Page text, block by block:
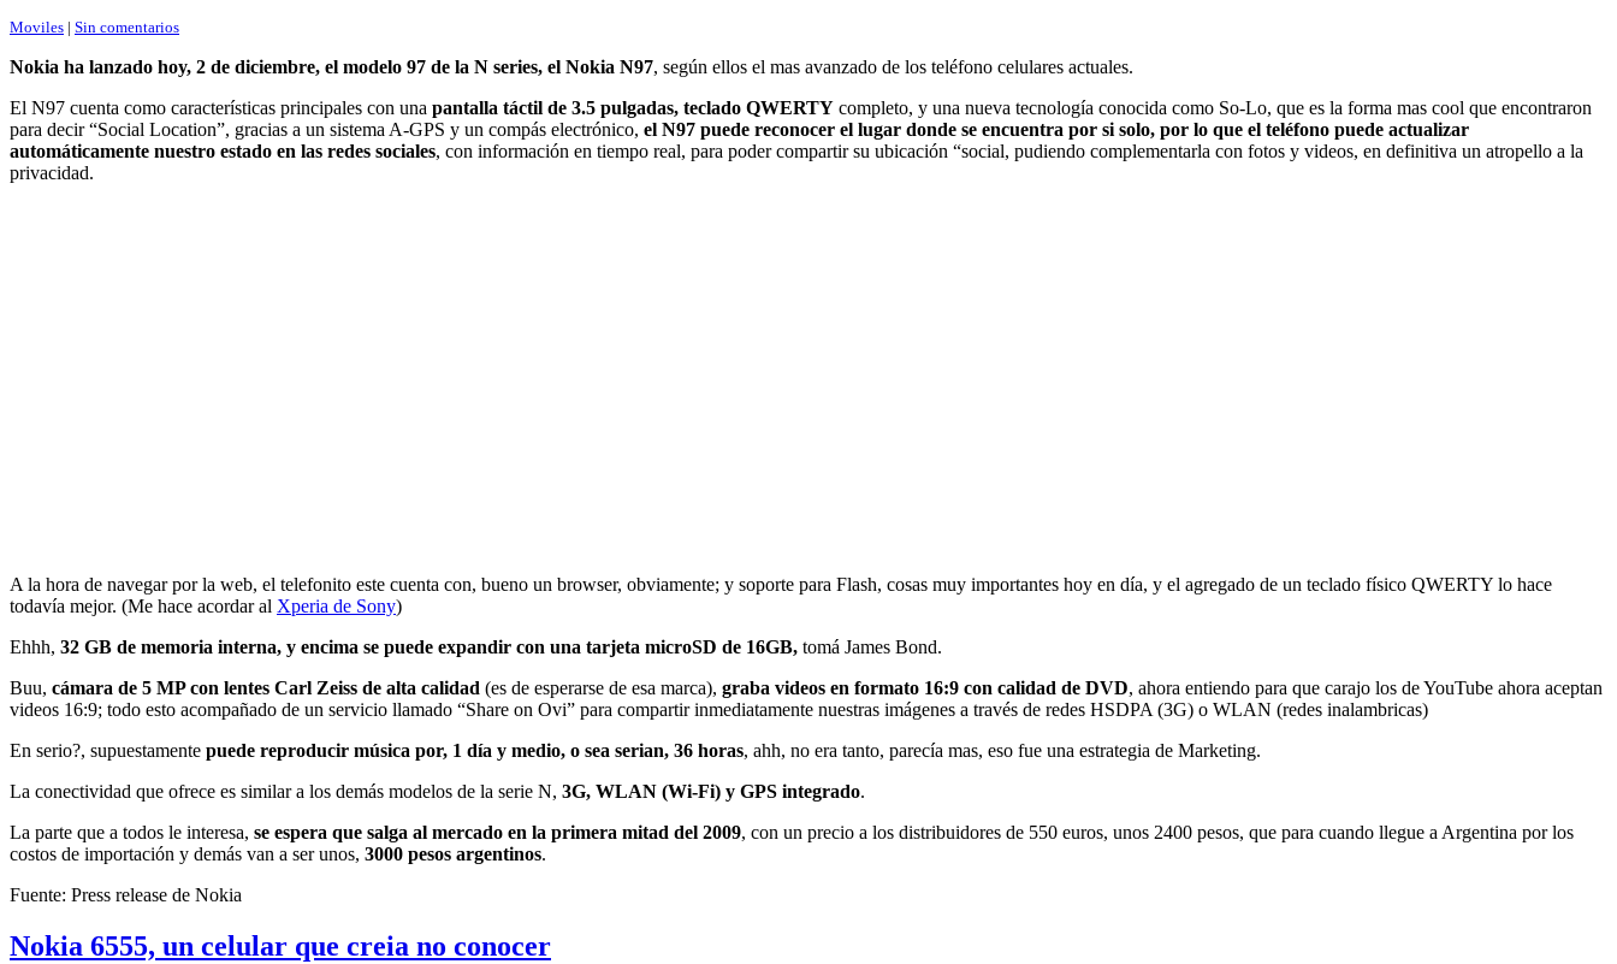
Moviles | Sin comentarios
Nokia ha lanzado hoy, 2 de diciembre, el modelo 97 de la N series, el Nokia N97, según ellos el mas avanzado de los teléfono celulares actuales.
El N97 cuenta como características principales con una pantalla táctil de 3.5 pulgadas, teclado QWERTY completo, y una nueva tecnología conocida como So-Lo, que es la forma mas cool que encontraron
para decir “Social Location”, gracias a un sistema A-GPS y un compás electrónico, el N97 puede reconocer el lugar donde se encuentra por si solo, por lo que el teléfono puede actualizar
automáticamente nuestro estado en las redes sociales, con información en tiempo real, para poder compartir su ubicación “social, pudiendo complementarla con fotos y videos, en definitiva un atropello a la
privacidad.
A la hora de navegar por la web, el telefonito este cuenta con, bueno un browser, obviamente; y soporte para Flash, cosas muy importantes hoy en día, y el agregado de un teclado físico QWERTY lo hace
todavía mejor. (Me hace acordar al Xperia de Sony)
Ehhh, 32 GB de memoria interna, y encima se puede expandir con una tarjeta microSD de 16GB, tomá James Bond.
Buu, cámara de 5 MP con lentes Carl Zeiss de alta calidad (es de esperarse de esa marca), graba videos en formato 16:9 con calidad de DVD, ahora entiendo para que carajo los de YouTube ahora aceptan
videos 16:9; todo esto acompañado de un servicio llamado “Share on Ovi” para compartir inmediatamente nuestras imágenes a través de redes HSDPA (3G) o WLAN (redes inalambricas)
En serio?, supuestamente puede reproducir música por, 1 día y medio, o sea serian, 36 horas, ahh, no era tanto, parecía mas, eso fue una estrategia de Marketing.
La conectividad que ofrece es similar a los demás modelos de la serie N, 3G, WLAN (Wi-Fi) y GPS integrado.
La parte que a todos le interesa, se espera que salga al mercado en la primera mitad del 2009, con un precio a los distribuidores de 550 euros, unos 2400 pesos, que para cuando llegue a Argentina por los
costos de importación y demás van a ser unos, 3000 pesos argentinos.
Fuente: Press release de Nokia
Nokia 6555, un celular que creia no conocer